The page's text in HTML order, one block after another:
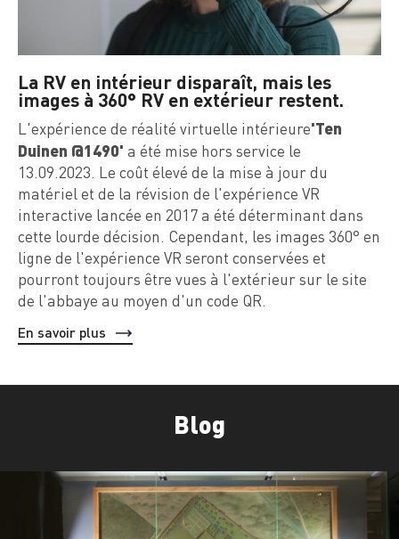
La RV en intérieur disparaît, mais les
images à 360° RV en extérieur restent.
L'expérience de réalité virtuelle intérieure'Ten
Duinen @1490' a été mise hors service le
13.09.2023. Le coût élevé de la mise à jour du
matériel et de la révision de l'expérience VR
interactive lancée en 2017 a été déterminant dans
cette lourde décision. Cependant, les images 360° en
ligne de l'expérience VR seront conservées et
pourront toujours être vues à l'extérieur sur le site
de l'abbaye au moyen d'un code QR.
En savoir plus
Blog